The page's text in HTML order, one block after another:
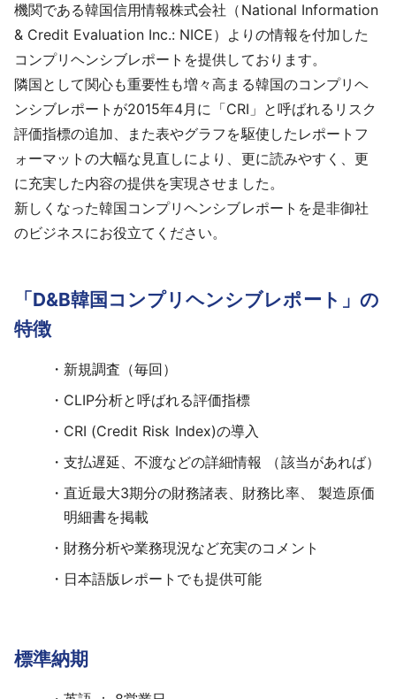
機関である韓国信用情報株式会社（National Information
& Credit Evaluation Inc.: NICE）よりの情報を付加した
コンプリヘンシブレポートを提供しております。
隣国として関心も重要性も増々高まる韓国のコンプリヘ
ンシブレポートが2015年4月に「CRI」と呼ばれるリスク
評価指標の追加、また表やグラフを駆使したレポートフ
ォーマットの大幅な見直しにより、更に読みやすく、更
に充実した内容の提供を実現させました。
新しくなった韓国コンプリヘンシブレポートを是非御社
のビジネスにお役立てください。
「D&B韓国コンプリヘンシブレポート」の
特徴
新規調査（毎回）
CLIP分析と呼ばれる評価指標
CRI (Credit Risk Index)の導入
支払遅延、不渡などの詳細情報 （該当があれば）
直近最大3期分の財務諸表、財務比率、 製造原価
明細書を掲載
財務分析や業務現況など充実のコメント
日本語版レポートでも提供可能
標準納期